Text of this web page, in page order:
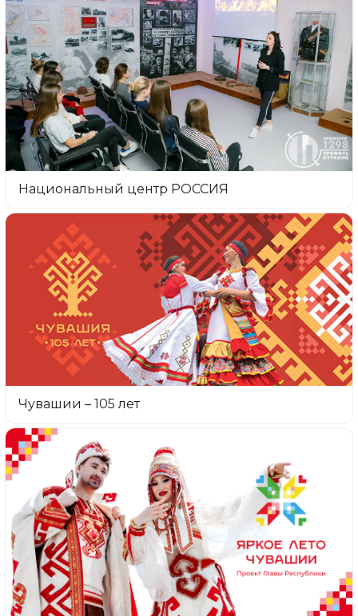
Национальный центр РОССИЯ
Чувашии – 105 лет